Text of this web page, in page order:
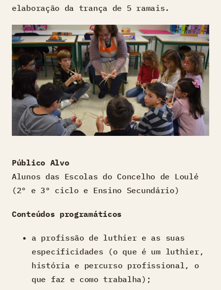
elaboração da trança de 5 ramais.
Público Alvo
Alunos das Escolas do Concelho de Loulé
(2º e 3º ciclo e Ensino Secundário)
Conteúdos programáticos
a profissão de luthier e as suas
especificidades (o que é um luthier,
história e percurso profissional, o
que faz e como trabalha);